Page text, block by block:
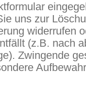
uns zur
widerrufen
(z.B. nach
Zwingende